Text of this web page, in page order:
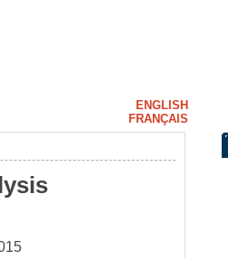
ENGLISH
FRANÇAIS